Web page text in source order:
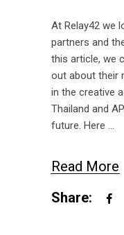
At Relay42 we
partners and
this article, we
out about their
in the creative
Thailand and
future. Here
Read More
Share: